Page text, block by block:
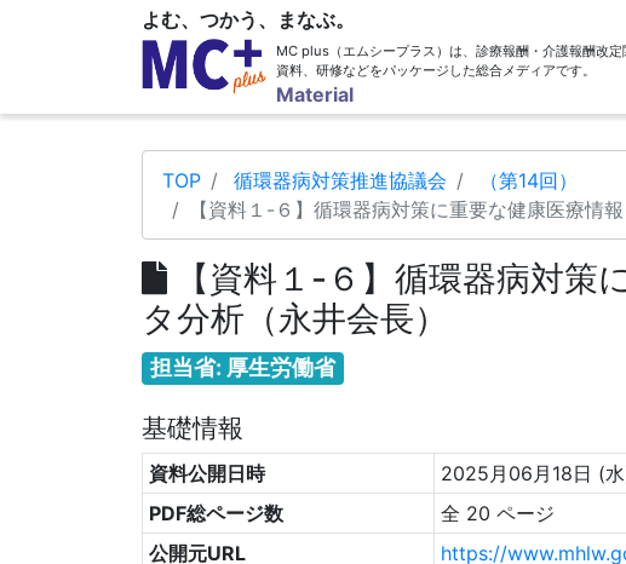
よむ、つかう、まなぶ。
MC plus（エムシープラス）は、診療報酬・介護報酬改定
資料、研修などをパッケージした総合メディアです。
Material
TOP 循環器病対策推進協議会
（第14回）
【資料１-６】循環器病対策に重要な健康医療情
【資料１-６】循環器病対策
タ分析（永井会長）
担当省: 厚生労働省
基礎情報
資料公開日時
2025月06月18日 (
PDF総ページ数
全 20 ページ
公開元URL
https://